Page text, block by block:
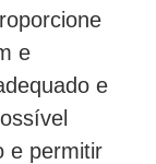
e
e
e permitir